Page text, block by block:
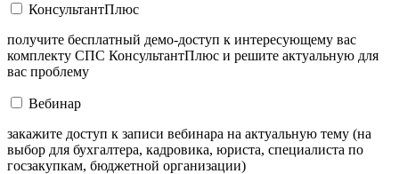
КонсультантПлюс
получите бесплатный демо-доступ к интересующему вас
комплекту СПС КонсультантПлюс и решите актуальную для
вас проблему
Вебинар
закажите доступ к записи вебинара на актуальную тему (на
выбор для бухгалтера, кадровика, юриста, специалиста по
госзакупкам, бюджетной организации)